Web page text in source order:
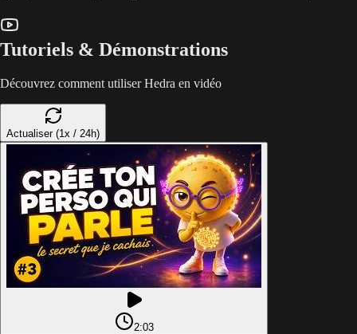
Tutoriels & Démonstrations
Découvrez comment utiliser Hedra en vidéo
Actualiser (1x / 24h)
2:03